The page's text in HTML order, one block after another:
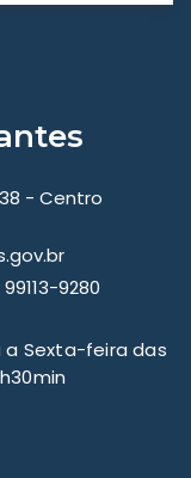
- Centro
9280
a Sexta-feira das